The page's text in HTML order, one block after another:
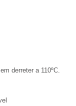
derreter a 110ºC.